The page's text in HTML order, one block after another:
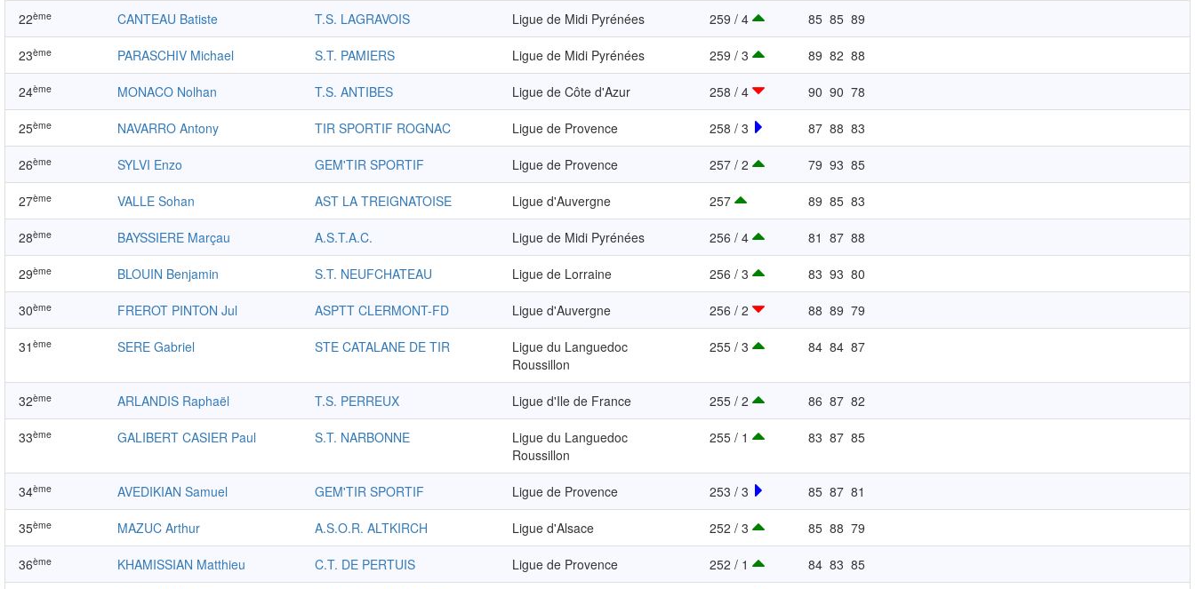
22ème CANTEAU Batiste T.S. LAGRAVOIS Ligue de Midi Pyrénées 259 / 4 85 85 89
23ème PARASCHIV Michael S.T. PAMIERS Ligue de Midi Pyrénées 259 / 3 89 82 88
24ème MONACO Nolhan T.S. ANTIBES Ligue de Côte d'Azur 258 / 4 90 90 78
25ème NAVARRO Antony TIR SPORTIF ROGNAC Ligue de Provence 258 / 3 87 88 83
26ème SYLVI Enzo GEM'TIR SPORTIF Ligue de Provence 257 / 2 79 93 85
27ème VALLE Sohan AST LA TREIGNATOISE Ligue d'Auvergne 257 89 85 83
28ème BAYSSIERE Marçau A.S.T.A.C. Ligue de Midi Pyrénées 256 / 4 81 87 88
29ème BLOUIN Benjamin S.T. NEUFCHATEAU Ligue de Lorraine 256 / 3 83 93 80
30ème FREROT PINTON Jul ASPTT CLERMONT-FD Ligue d'Auvergne 256 / 2 88 89 79
31 ème SERE Gabriel STE CATALANE DE TIR
Ligue du Languedoc
Roussillon
255 / 3 84 84 87
32ème ARLANDIS Raphaël T.S. PERREUX Ligue d'Ile de France 255 / 2 86 87 82
33ème GALIBERT CASIER Paul S.T. NARBONNE
Ligue du Languedoc
Roussillon
255 / 1 83 87 85
34ème AVEDIKIAN Samuel GEM'TIR SPORTIF Ligue de Provence 253 / 3 85 87 81
35ème MAZUC Arthur A.S.O.R. ALTKIRCH Ligue d'Alsace 252 / 3 85 88 79
36ème KHAMISSIAN Matthieu C.T. DE PERTUIS Ligue de Provence 252 / 1 84 83 85